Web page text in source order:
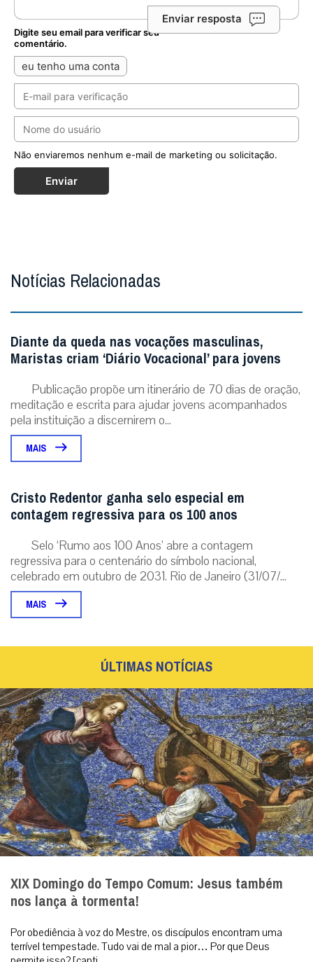
Enviar resposta
Digite seu email para verificar seu
comentário.
eu tenho uma conta
Não enviaremos nenhum e-mail de marketing ou solicitação.
Enviar
Notícias Relacionadas
Diante da queda nas vocações masculinas,
Maristas criam ‘Diário Vocacional’ para jovens
Publicação propõe um itinerário de 70 dias de oração,
meditação e escrita para ajudar jovens acompanhados
pela instituição a discernirem o...
MAIS
Cristo Redentor ganha selo especial em
contagem regressiva para os 100 anos
Selo ‘Rumo aos 100 Anos’ abre a contagem
regressiva para o centenário do símbolo nacional,
celebrado em outubro de 2031. Rio de Janeiro (31/07/...
MAIS
ÚLTIMAS NOTÍCIAS
XIX Domingo do Tempo Comum: Jesus também
nos lança à tormenta!
Por obediência à voz do Mestre, os discípulos encontram uma
terrível tempestade. Tudo vai de mal a pior… Por que Deus